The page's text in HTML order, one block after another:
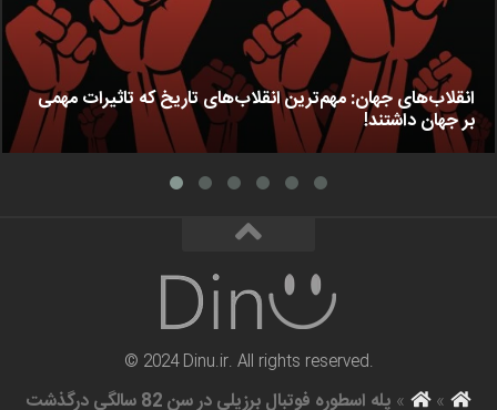
انقلاب‌های جهان: مهم‌ترین انقلاب‌های تاریخ که تاثیرات مهمی
بر جهان داشتند!
© 2024 Dinu.ir. All rights reserved.
»
» پله اسطوره فوتبال برزیلی در سن 82 سالگی درگذشت